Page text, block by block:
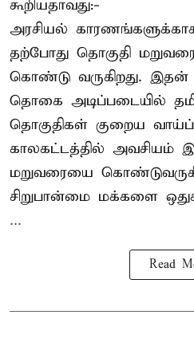
கூறியதாவது:-
அரசியல்
தற்போது தொகுதி
கொண்டு வருகிறது.
தொகை அடிப்படையில்
தொகுதிகள் குறைய
காலகட்டத்தில் அவசியம்
மறுவரையை
சிறுபான்மை மக்களை
...
Read